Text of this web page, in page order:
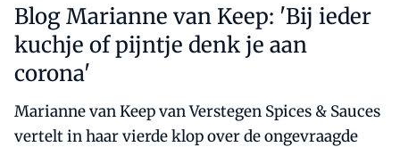
Blog Marianne van Keep: 'Bij ieder
kuchje of pijntje denk je aan
corona'
Marianne van Keep van Verstegen Spices & Sauces
vertelt in haar vierde klop over de ongevraagde